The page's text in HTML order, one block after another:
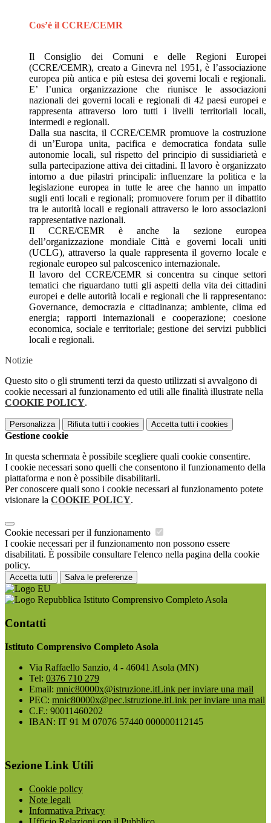
Cos’è il CCRE/CEMR
Il Consiglio dei Comuni e delle Regioni Europei
(CCRE/CEMR), creato a Ginevra nel 1951, è l’associazione
europea più antica e più estesa dei governi locali e regionali.
E’ l’unica organizzazione che riunisce le associazioni
nazionali dei governi locali e regionali di 42 paesi europei e
rappresenta attraverso loro tutti i livelli territoriali locali,
intermedi e regionali.
Dalla sua nascita, il CCRE/CEMR promuove la costruzione
di un’Europa unita, pacifica e democratica fondata sulle
autonomie locali, sul rispetto del principio di sussidiarietà e
sulla partecipazione attiva dei cittadini. Il lavoro è organizzato
intorno a due pilastri principali: influenzare la politica e la
legislazione europea in tutte le aree che hanno un impatto
sugli enti locali e regionali; promuovere forum per il dibattito
tra le autorità locali e regionali attraverso le loro associazioni
rappresentative nazionali.
Il CCRE/CEMR è anche la sezione europea
dell’organizzazione mondiale Città e governi locali uniti
(UCLG), attraverso la quale rappresenta il governo locale e
regionale europeo sul palcoscenico internazionale.
Il lavoro del CCRE/CEMR si concentra su cinque settori
tematici che riguardano tutti gli aspetti della vita dei cittadini
europei e delle autorità locali e regionali che li rappresentano:
Governance, democrazia e cittadinanza; ambiente, clima ed
energia; rapporti internazionali e cooperazione; coesione
economica, sociale e territoriale; gestione dei servizi pubblici
locali e regionali.
Notizie
Questo sito o gli strumenti terzi da questo utilizzati si avvalgono di
cookie necessari al funzionamento ed utili alle finalità illustrate nella
COOKIE POLICY.
Personalizza Rifiuta tutti i cookies Accetta tutti i cookies
Gestione cookie
In questa schermata è possibile scegliere quali cookie consentire.
I cookie necessari sono quelli che consentono il funzionamento della
piattaforma e non è possibile disabilitarli.
Per conoscere quali sono i cookie necessari al funzionamento potete
visionare la COOKIE POLICY.
Cookie necessari per il funzionamento
I cookie necessari per il funzionamento non possono essere
disabilitati. È possibile consultare l'elenco nella pagina della cookie
policy.
Accetta tutti Salva le preferenze
Istituto Comprensivo Completo Asola
Contatti
Istituto Comprensivo Completo Asola
Via Raffaello Sanzio, 4 - 46041 Asola (MN)
Tel: 0376 710 279
Email: mnic80000x@istruzione.itLink per inviare una mail
PEC: mnic80000x@pec.istruzione.itLink per inviare una mail
C.F.: 90011460202
IBAN: IT 91 M 07076 57440 000000112145
Sezione Link Utili
Cookie policy
Note legali
Informativa Privacy